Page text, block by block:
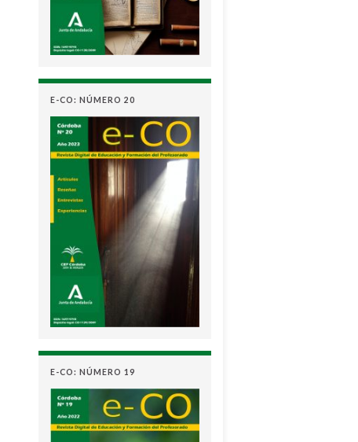
E-CO: NÚMERO 20
E-CO: NÚMERO 19